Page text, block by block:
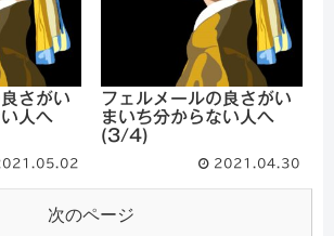
さがい
人へ
フェルメールの良さがい
まいち分からない人へ
(3/4)
2021.04.30
次のページ